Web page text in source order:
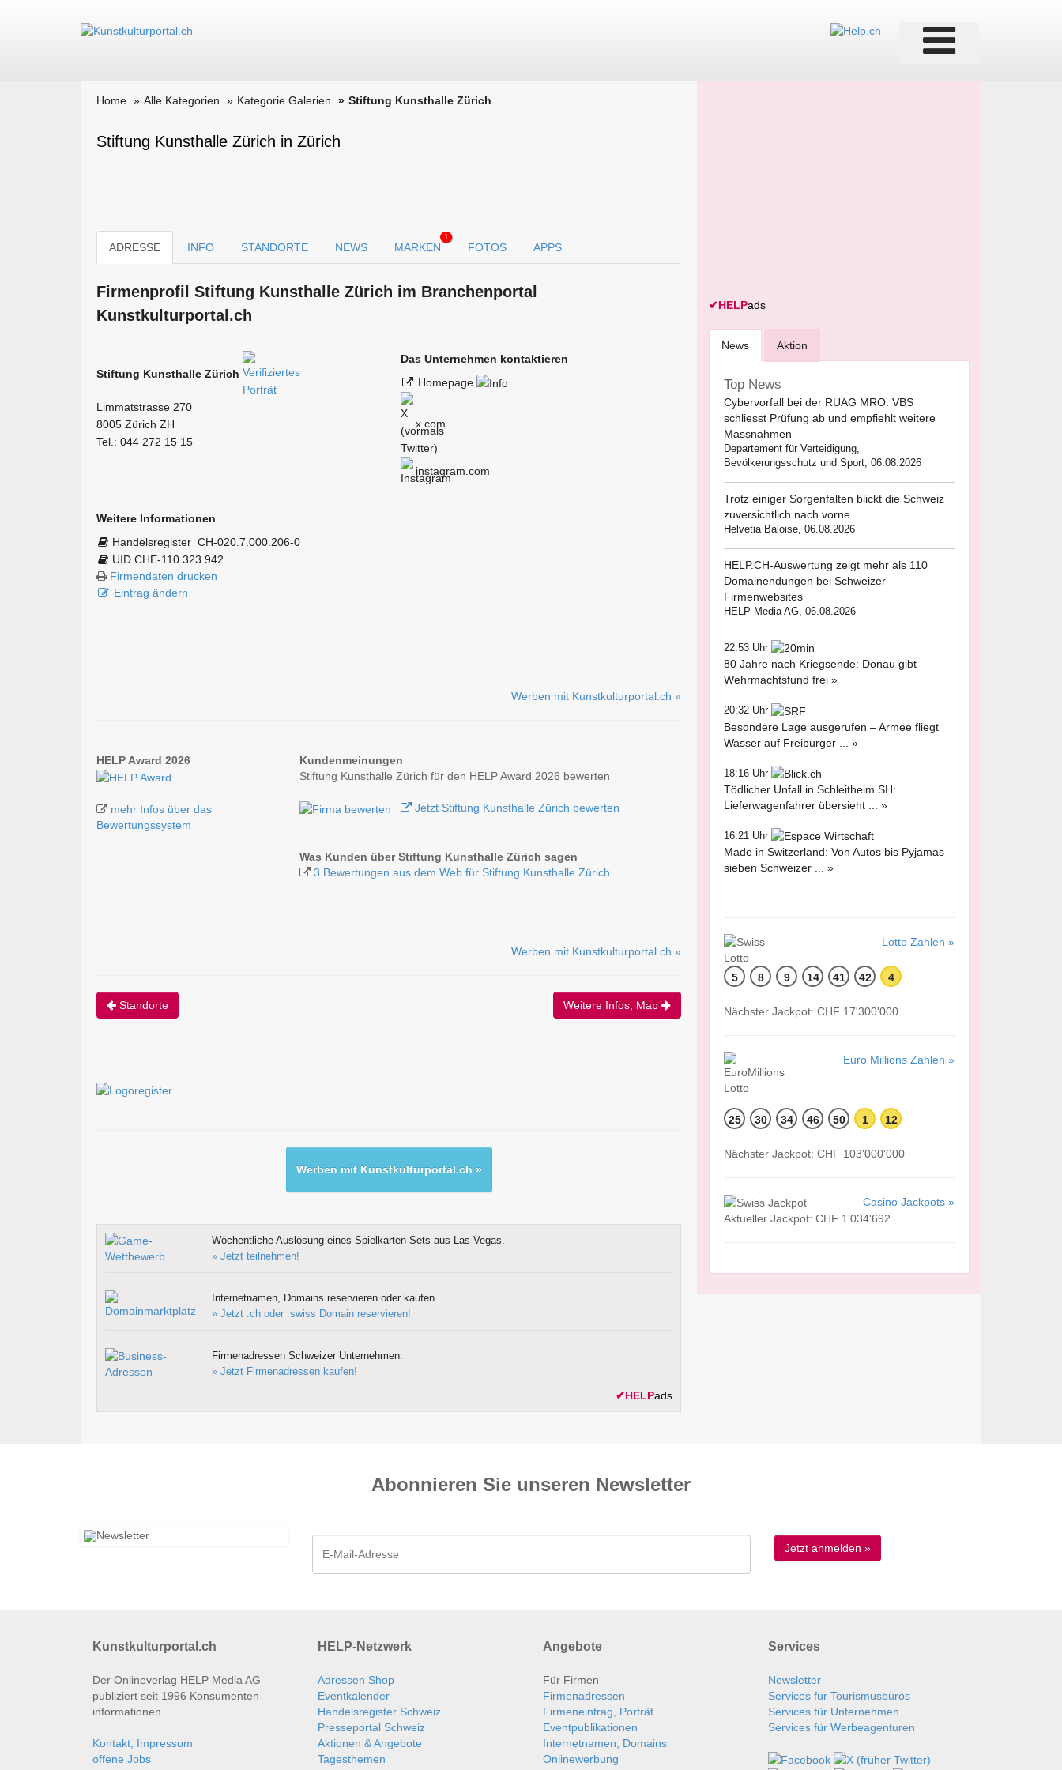
Home Alle Kategorien Kategorie Galerien Stiftung Kunsthalle Zürich
Stiftung Kunsthalle Zürich in Zürich
ADRESSE INFO STANDORTE NEWS MARKEN
1
FOTOS APPS
Firmen­profil Stiftung Kunsthalle Zürich im Branchen­portal
Kunstkulturportal.ch
Stiftung Kunsthalle Zürich
Limmatstrasse 270
8005 Zürich ZH
Tel.: 044 272 15 15
Das Unternehmen kontaktieren
Homepage
x.com
instagram.com
Weitere Informationen
Handelsregister CH-020.7.000.206-0
UID CHE-110.323.942
Firmendaten drucken
Eintrag ändern
Werben mit Kunstkulturportal.ch »
HELP Award 2026
mehr Infos über das
Bewertungssystem
Kundenmeinungen
Stiftung Kunsthalle Zürich für den HELP Award 2026 bewerten
Jetzt Stiftung Kunsthalle Zürich bewerten
Was Kunden über Stiftung Kunsthalle Zürich sagen
3 Bewertungen aus dem Web für Stiftung Kunsthalle Zürich
Werben mit Kunstkulturportal.ch »
Standorte Weitere Infos, Map
Werben mit Kunstkulturportal.ch »
Wöchentliche Auslosung eines Spielkarten-Sets aus Las Vegas.
» Jetzt teilnehmen!
Internetnamen, Domains reservieren oder kaufen.
» Jetzt .ch oder .swiss Domain reservieren!
Firmenadressen Schweizer Unternehmen.
» Jetzt Firmenadressen kaufen!
✔HELPads
✔HELPads
News Aktion
Top News
Cybervorfall bei der RUAG MRO: VBS
schliesst Prüfung ab und empfiehlt weitere
Massnahmen
Departement für Verteidigung,
Bevölkerungsschutz und Sport, 06.08.2026
Trotz einiger Sorgenfalten blickt die Schweiz
zuversichtlich nach vorne
Helvetia Baloise, 06.08.2026
HELP.CH-Auswertung zeigt mehr als 110
Domainendungen bei Schweizer
Firmenwebsites
HELP Media AG, 06.08.2026
22:53 Uhr
80 Jahre nach Kriegsende: Donau gibt
Wehrmachtsfund frei »
20:32 Uhr
Besondere Lage ausgerufen – Armee fliegt
Wasser auf Freiburger ... »
18:16 Uhr
Tödlicher Unfall in Schleitheim SH:
Lieferwagenfahrer übersieht ... »
16:21 Uhr
Made in Switzerland: Von Autos bis Pyjamas –
sieben Schweizer ... »
Lotto Zahlen »
5 8 9 14 41 42 4
Nächster Jackpot: CHF 17'300'000
Euro Millions Zahlen »
25 30 34 46 50 1 12
Nächster Jackpot: CHF 103'000'000
Casino Jackpots »
Aktueller Jackpot: CHF 1'034'692
Abonnieren Sie unseren News­letter
Kunstkulturportal.ch
Der Onlineverlag HELP Media AG
publiziert seit 1996 Konsumenten­
informationen.
Kontakt, Impressum
offene Jobs
HELP-Netzwerk
Adressen Shop
Eventkalender
Handelsregister Schweiz
Presseportal Schweiz
Aktionen & Angebote
Tagesthemen
Angebote
Für Firmen
Firmenadressen
Firmeneintrag, Porträt
Eventpublikationen
Internetnamen, Domains
Onlinewerbung
Services
Newsletter
Services für Tourismusbüros
Services für Unternehmen
Services für Werbeagenturen